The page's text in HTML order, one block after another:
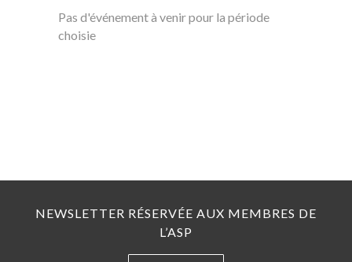
Pas d'événement à venir pour la période
choisie
NEWSLETTER RÉSERVÉE AUX MEMBRES DE
L’ASP